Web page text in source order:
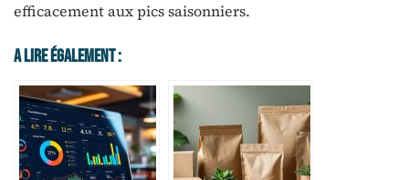
efficacement aux pics saisonniers.
A Lire Également :